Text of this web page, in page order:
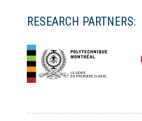
RESEARCH PARTNERS: